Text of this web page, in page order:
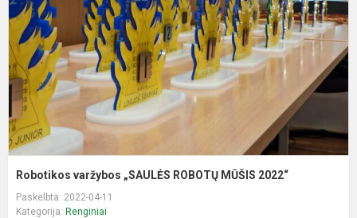
Robotikos varžybos „SAULĖS ROBOTŲ MŪŠIS 2022“
Paskelbta: 2022-04-11
Kategorija: Renginiai